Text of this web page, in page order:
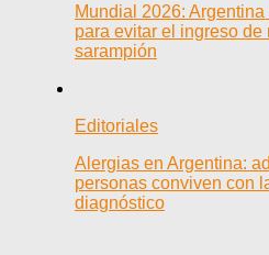
Mundial 2026:
para evitar el ingreso de
sarampión
Editoriales
Alergias en Argentina:
personas conviven con
diagnóstico